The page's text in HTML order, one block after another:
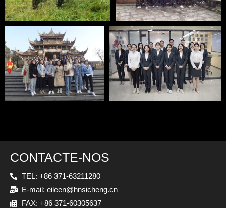
CONTACTE-NOS
TEL: +86 371-63211280
E-mail: eileen@hnsicheng.cn
FAX: +86 371-60305637